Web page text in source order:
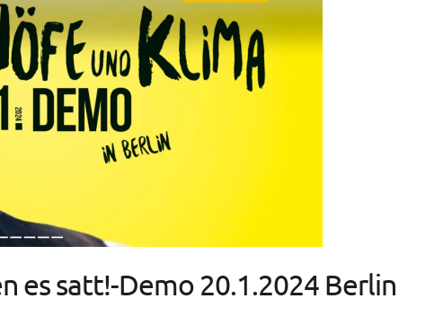
es satt!-Demo 20.1.2024 Berlin